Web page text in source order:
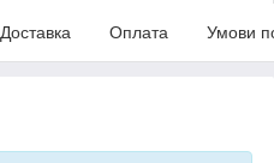
Доставка Оплата Умови